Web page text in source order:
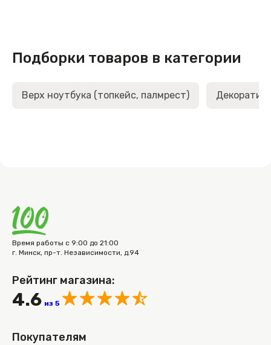
Подборки товаров в категории
Верх ноутбука (топкейс, палмрест)
Время работы с 9:00 до 21:00
г. Минск, пр-т. Независимости, д.94
Рейтинг магазина:
4.6 из 5
Покупателям